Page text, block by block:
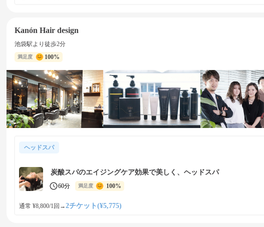
Kanón Hair design
池袋駅より徒歩2分
満足度 100%
ヘッドスパ
炭酸スパのエイジングケア効果で美しく、ヘッドスパ
60分 満足度 100%
通常 ¥8,800/1回 →2チケット(¥5,775)